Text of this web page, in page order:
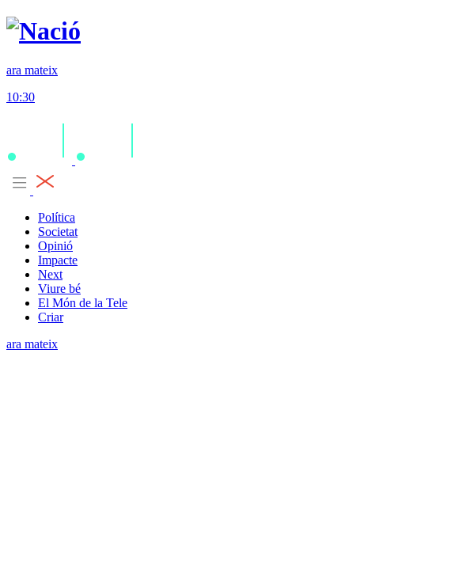
ara mateix
10:30
Política
Societat
Opinió
Impacte
Next
Viure bé
El Món de la Tele
Criar
ara mateix